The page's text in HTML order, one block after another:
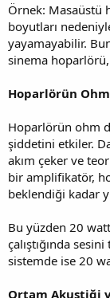
Örnek: Masaüstü
boyutları
yayamayabilir.
sinema
Hoparlörün
Hoparlörün ohm
şiddetini etkiler.
akım çeker ve
bir amplifikatör,
beklendiği kadar
Bu yüzden 20
çalıştığında
sistemde ise 20
Ortam Akustiği